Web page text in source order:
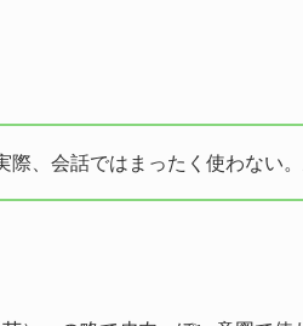
際、会話ではまったく使わな